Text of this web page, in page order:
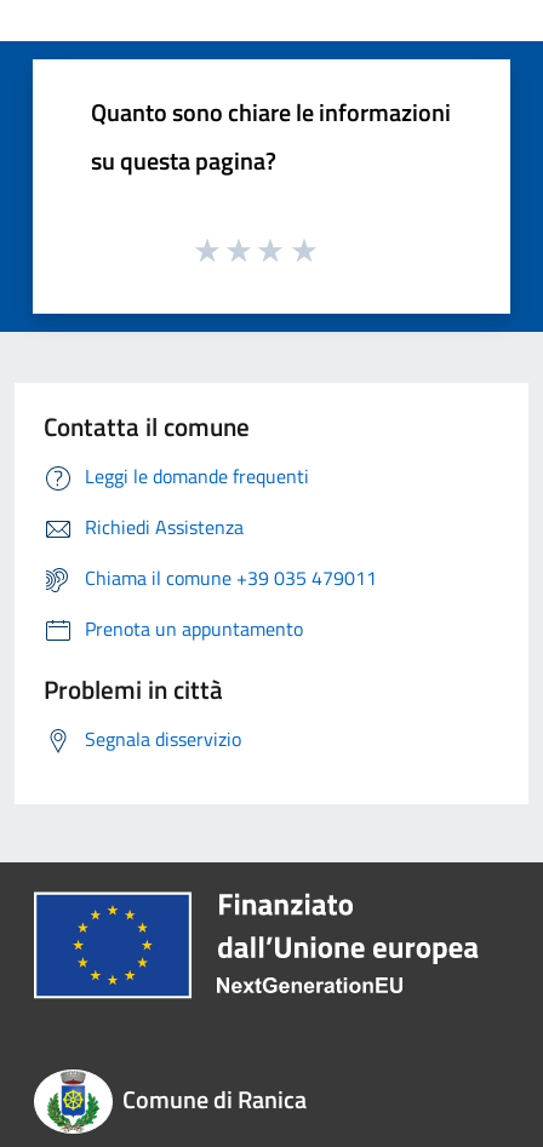
Quanto sono chiare le informazioni
su questa pagina?
Contatta il comune
Leggi le domande frequenti
Richiedi Assistenza
Chiama il comune +39 035 479011
Prenota un appuntamento
Problemi in città
Segnala disservizio
Comune di Ranica